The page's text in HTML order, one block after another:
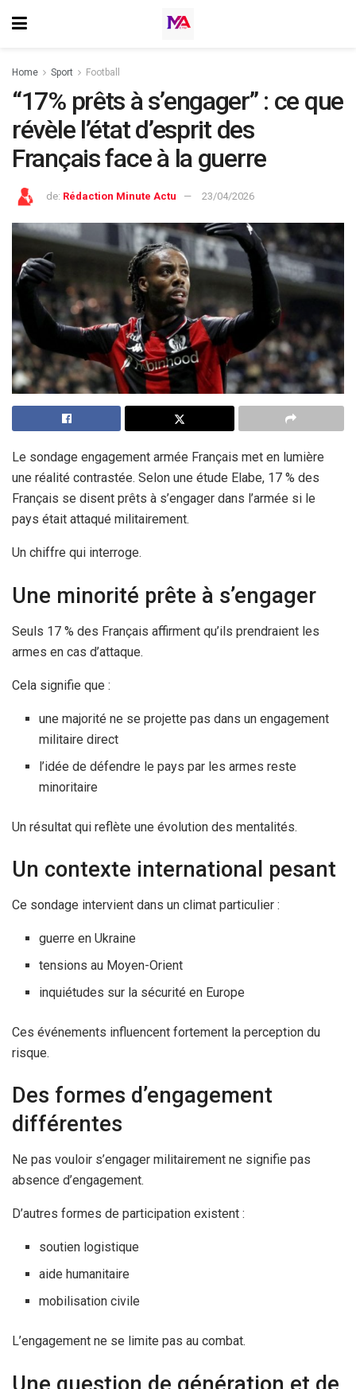
Home Sport Football
“17% prêts à s’engager” : ce que
révèle l’état d’esprit des
Français face à la guerre
de: Rédaction Minute Actu 23/04/2026
Le sondage engagement armée Français met en lumière
une réalité contrastée. Selon une étude Elabe, 17 % des
Français se disent prêts à s’engager dans l’armée si le
pays était attaqué militairement.
Un chiffre qui interroge.
Une minorité prête à s’engager
Seuls 17 % des Français affirment qu’ils prendraient les
armes en cas d’attaque.
Cela signifie que :
une majorité ne se projette pas dans un engagement
militaire direct
l’idée de défendre le pays par les armes reste
minoritaire
Un résultat qui reflète une évolution des mentalités.
Un contexte international pesant
Ce sondage intervient dans un climat particulier :
guerre en Ukraine
tensions au Moyen-Orient
inquiétudes sur la sécurité en Europe
Ces événements influencent fortement la perception du
risque.
Des formes d’engagement
différentes
Ne pas vouloir s’engager militairement ne signifie pas
absence d’engagement.
D’autres formes de participation existent :
soutien logistique
aide humanitaire
mobilisation civile
L’engagement ne se limite pas au combat.
Une question de génération et de